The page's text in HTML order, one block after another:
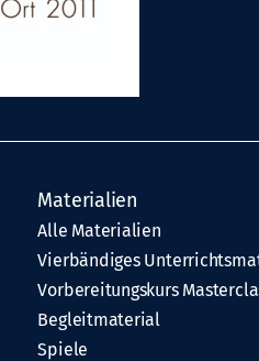
Materialien
Alle Materialien
Vierbändiges
Vorbereitungskurs
Begleitmaterial
Spiele